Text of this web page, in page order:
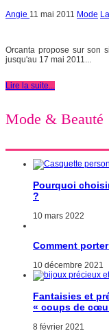
Angie 11 mai 2011 Mode
Orcanta propose sur son
jusqu'au 17 mai 2011...
Lire la suite...
Mode & Beauté
Pourquoi
?
10 mars 2022
Comment
10 décembre 2021
Fantaisies et
« coups de
8 février 2021